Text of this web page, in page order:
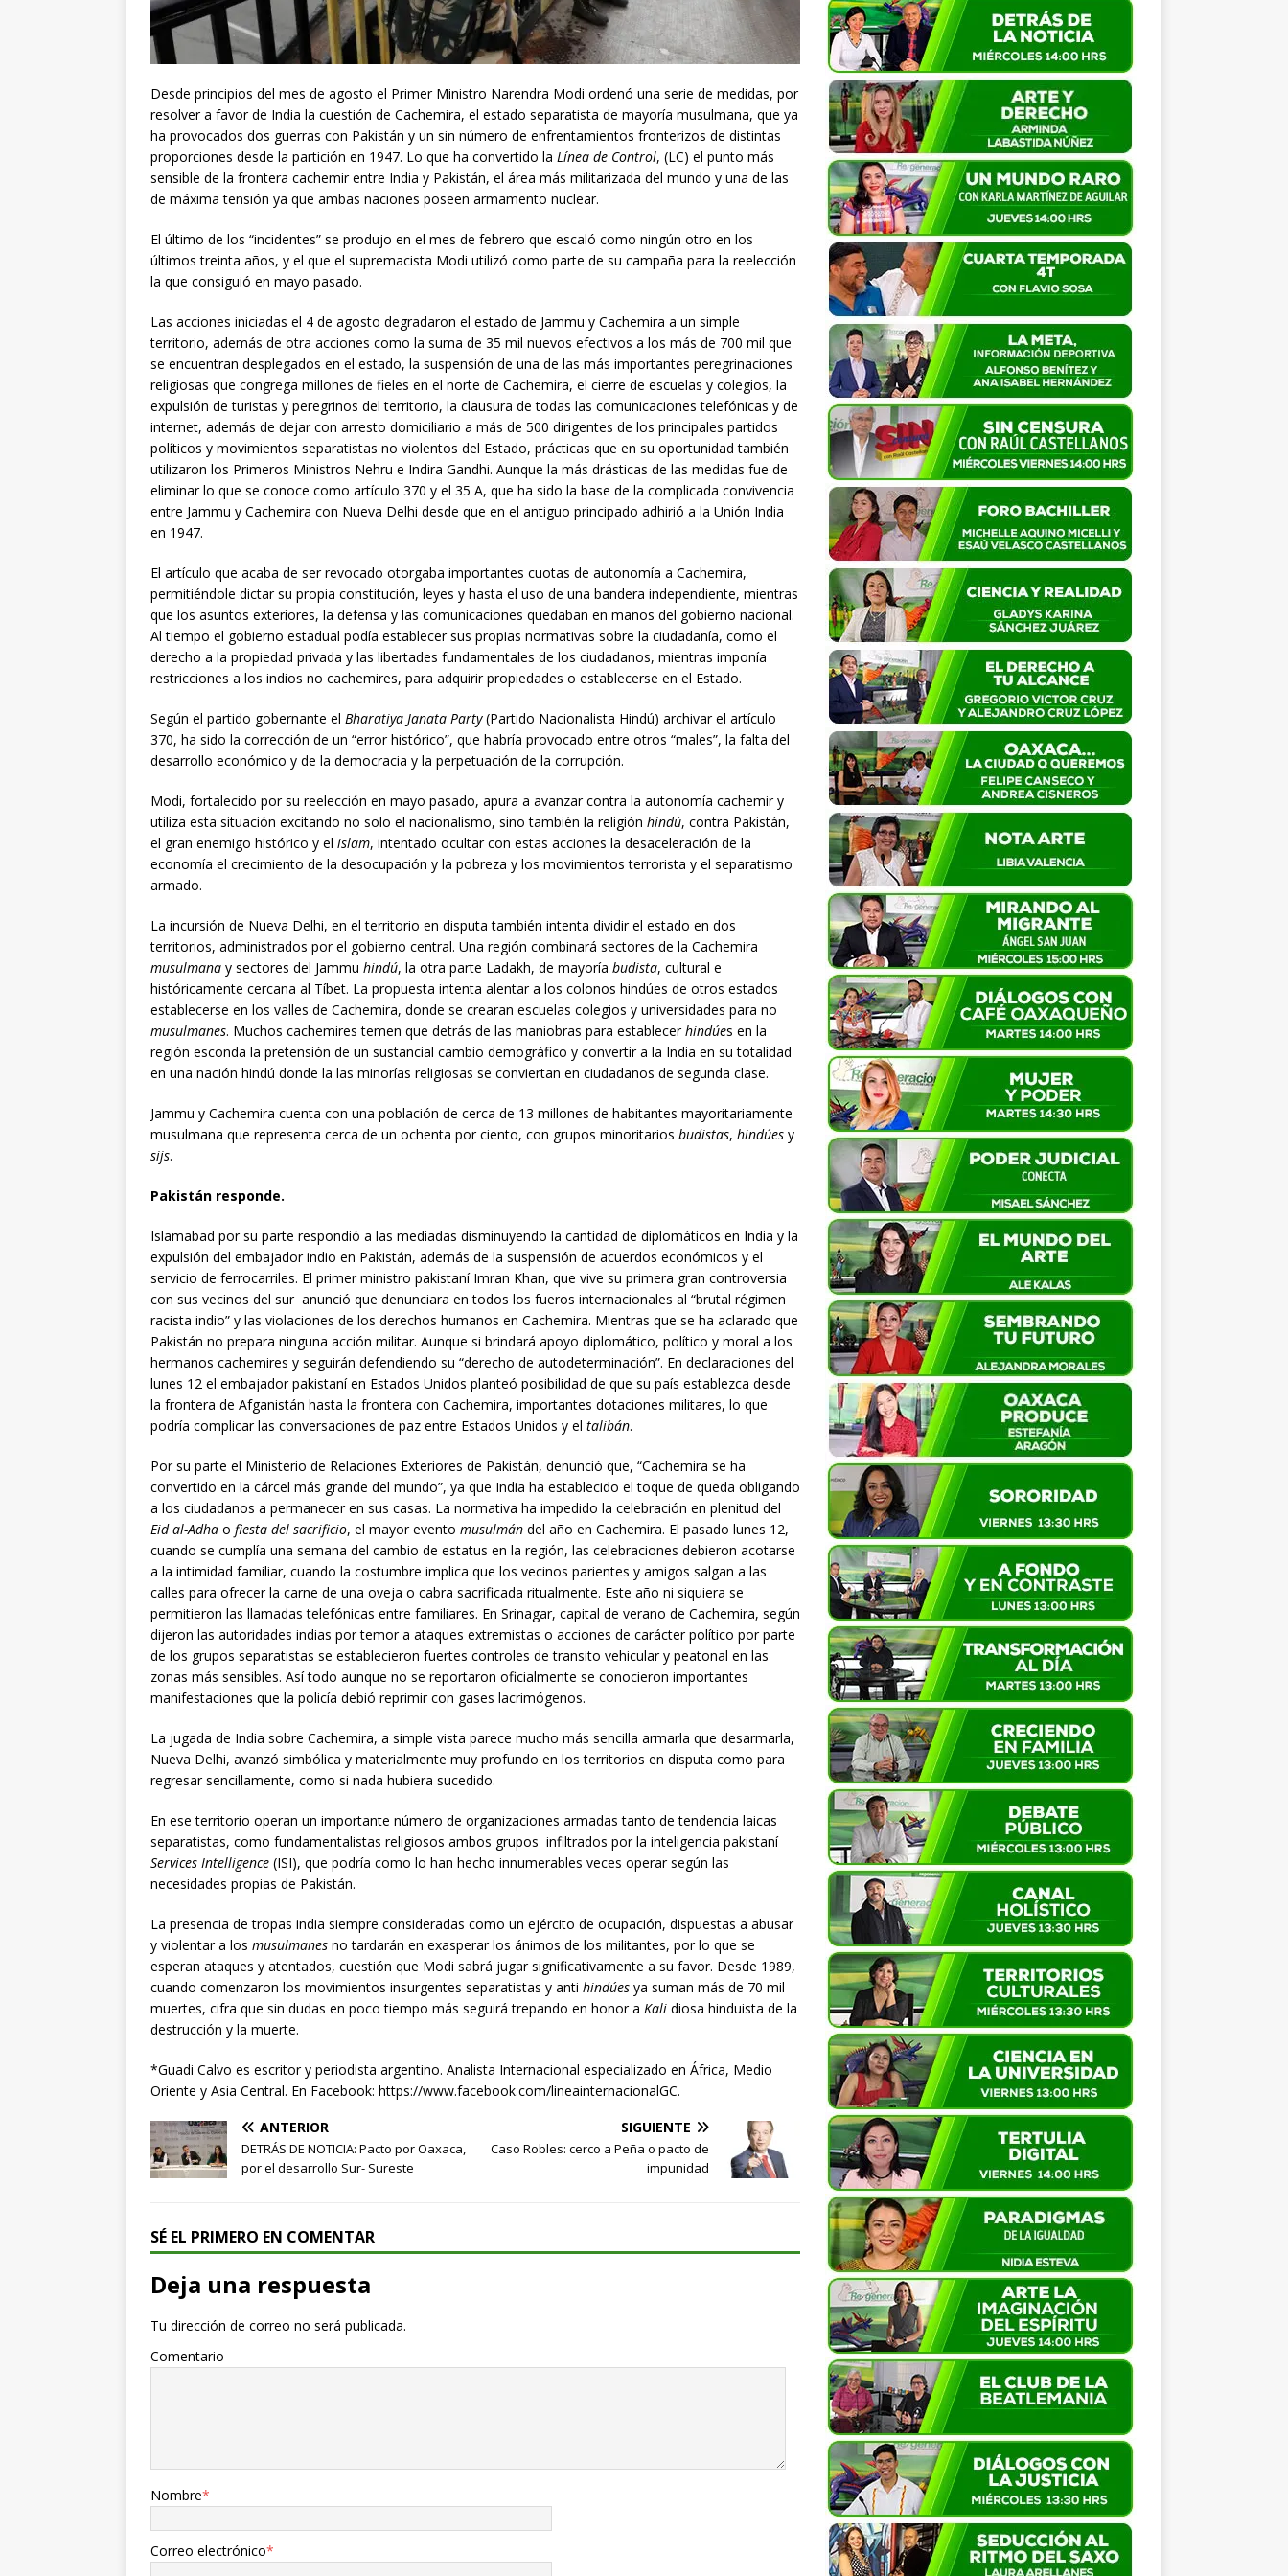
Desde principios del mes de agosto el Primer Ministro Narendra Modi ordenó una serie de medidas, por
resolver a favor de India la cuestión de Cachemira, el estado separatista de mayoría musulmana, que ya
ha provocados dos guerras con Pakistán y un sin número de enfrentamientos fronterizos de distintas
proporciones desde la partición en 1947. Lo que ha convertido la Línea de Control, (LC) el punto más
sensible de la frontera cachemir entre India y Pakistán, el área más militarizada del mundo y una de las
de máxima tensión ya que ambas naciones poseen armamento nuclear.
El último de los “incidentes” se produjo en el mes de febrero que escaló como ningún otro en los
últimos treinta años, y el que el supremacista Modi utilizó como parte de su campaña para la reelección
la que consiguió en mayo pasado.
Las acciones iniciadas el 4 de agosto degradaron el estado de Jammu y Cachemira a un simple
territorio, además de otra acciones como la suma de 35 mil nuevos efectivos a los más de 700 mil que
se encuentran desplegados en el estado, la suspensión de una de las más importantes peregrinaciones
religiosas que congrega millones de fieles en el norte de Cachemira, el cierre de escuelas y colegios, la
expulsión de turistas y peregrinos del territorio, la clausura de todas las comunicaciones telefónicas y de
internet, además de dejar con arresto domiciliario a más de 500 dirigentes de los principales partidos
políticos y movimientos separatistas no violentos del Estado, prácticas que en su oportunidad también
utilizaron los Primeros Ministros Nehru e Indira Gandhi. Aunque la más drásticas de las medidas fue de
eliminar lo que se conoce como artículo 370 y el 35 A, que ha sido la base de la complicada convivencia
entre Jammu y Cachemira con Nueva Delhi desde que en el antiguo principado adhirió a la Unión India
en 1947.
El artículo que acaba de ser revocado otorgaba importantes cuotas de autonomía a Cachemira,
permitiéndole dictar su propia constitución, leyes y hasta el uso de una bandera independiente, mientras
que los asuntos exteriores, la defensa y las comunicaciones quedaban en manos del gobierno nacional.
Al tiempo el gobierno estadual podía establecer sus propias normativas sobre la ciudadanía, como el
derecho a la propiedad privada y las libertades fundamentales de los ciudadanos, mientras imponía
restricciones a los indios no cachemires, para adquirir propiedades o establecerse en el Estado.
Según el partido gobernante el Bharatiya Janata Party(Partido Nacionalista Hindú) archivar el artículo
370, ha sido la corrección de un “error histórico”, que habría provocado entre otros “males”, la falta del
desarrollo económico y de la democracia y la perpetuación de la corrupción.
Modi, fortalecido por su reelección en mayo pasado, apura a avanzar contra la autonomía cachemir y
utiliza esta situación excitando no solo el nacionalismo, sino también la religión hindú, contra Pakistán,
el gran enemigo histórico y el islam, intentado ocultar con estas acciones la desaceleración de la
economía el crecimiento de la desocupación y la pobreza y los movimientos terrorista y el separatismo
armado.
La incursión de Nueva Delhi, en el territorio en disputa también intenta dividir el estado en dos
territorios, administrados por el gobierno central. Una región combinará sectores de la Cachemira
musulmana y sectores del Jammu hindú, la otra parte Ladakh, de mayoría budista, cultural e
históricamente cercana al Tíbet. La propuesta intenta alentar a los colonos hindúes de otros estados
establecerse en los valles de Cachemira, donde se crearan escuelas colegios y universidades para no
musulmanes. Muchos cachemires temen que detrás de las maniobras para establecerhindúes en la
región esconda la pretensión de un sustancial cambio demográfico y convertir a la India en su totalidad
en una nación hindú donde la las minorías religiosas se conviertan en ciudadanos de segunda clase.
Jammu y Cachemira cuenta con una población de cerca de 13 millones de habitantes mayoritariamente
musulmana que representa cerca de un ochenta por ciento, con grupos minoritarios budistas, hindúes y
sijs.
Pakistán responde.
Islamabad por su parte respondió a las mediadas disminuyendo la cantidad de diplomáticos en India y la
expulsión del embajador indio en Pakistán, además de la suspensión de acuerdos económicos y el
servicio de ferrocarriles. El primer ministro pakistaní Imran Khan, que vive su primera gran controversia
con sus vecinos del sur anunció que denunciara en todos los fueros internacionales al “brutal régimen
racista indio” y las violaciones de los derechos humanos en Cachemira. Mientras que se ha aclarado que
Pakistán no prepara ninguna acción militar. Aunque si brindará apoyo diplomático, político y moral a los
hermanos cachemires y seguirán defendiendo su “derecho de autodeterminación”. En declaraciones del
lunes 12 el embajador pakistaní en Estados Unidos planteó posibilidad de que su país establezca desde
la frontera de Afganistán hasta la frontera con Cachemira, importantes dotaciones militares, lo que
podría complicar las conversaciones de paz entre Estados Unidos y el talibán.
Por su parte el Ministerio de Relaciones Exteriores de Pakistán, denunció que, “Cachemira se ha
convertido en la cárcel más grande del mundo”, ya que India ha establecido el toque de queda obligando
a los ciudadanos a permanecer en sus casas. La normativa ha impedido la celebración en plenitud del
Eid al-Adha o fiesta del sacrificio, el mayor evento musulmán del año en Cachemira. El pasado lunes 12,
cuando se cumplía una semana del cambio de estatus en la región, las celebraciones debieron acotarse
a la intimidad familiar, cuando la costumbre implica que los vecinos parientes y amigos salgan a las
calles para ofrecer la carne de una oveja o cabra sacrificada ritualmente. Este año ni siquiera se
permitieron las llamadas telefónicas entre familiares. En Srinagar, capital de verano de Cachemira, según
dijeron las autoridades indias por temor a ataques extremistas o acciones de carácter político por parte
de los grupos separatistas se establecieron fuertes controles de transito vehicular y peatonal en las
zonas más sensibles. Así todo aunque no se reportaron oficialmente se conocieron importantes
manifestaciones que la policía debió reprimir con gases lacrimógenos.
La jugada de India sobre Cachemira, a simple vista parece mucho más sencilla armarla que desarmarla,
Nueva Delhi, avanzó simbólica y materialmente muy profundo en los territorios en disputa como para
regresar sencillamente, como si nada hubiera sucedido.
En ese territorio operan un importante número de organizaciones armadas tanto de tendencia laicas
separatistas, como fundamentalistas religiosos ambos grupos infiltrados por la inteligencia pakistaní
Services Intelligence (ISI), que podría como lo han hecho innumerables veces operar según las
necesidades propias de Pakistán.
La presencia de tropas india siempre consideradas como un ejército de ocupación, dispuestas a abusar
y violentar a los musulmanes no tardarán en exasperar los ánimos de los militantes, por lo que se
esperan ataques y atentados, cuestión que Modi sabrá jugar significativamente a su favor. Desde 1989,
cuando comenzaron los movimientos insurgentes separatistas y anti hindúes ya suman más de 70 mil
muertes, cifra que sin dudas en poco tiempo más seguirá trepando en honor a Kali diosa hinduista de la
destrucción y la muerte.
*Guadi Calvo es escritor y periodista argentino. Analista Internacional especializado en África, Medio
Oriente y Asia Central. En Facebook: https://www.facebook.com/lineainternacionalGC.
ANTERIOR
DETRÁS DE NOTICIA: Pacto por Oaxaca,
por el desarrollo Sur- Sureste
SIGUIENTE
Caso Robles: cerco a Peña o pacto de
impunidad
SÉ EL PRIMERO EN COMENTAR
Deja una respuesta
Tu dirección de correo no será publicada.
Comentario
Nombre*
Correo electrónico*